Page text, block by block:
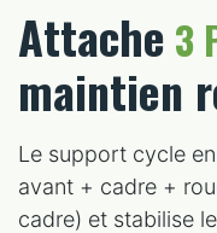
Attache 3
maintien
Le support cycle
avant + cadre +
cadre) et stabilise